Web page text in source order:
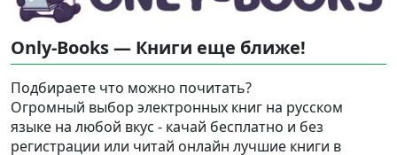
Only-Books — Книги еще ближе!
Подбираете что можно почитать?
Огромный выбор электронных книг на русском
языке на любой вкус - качай бесплатно и без
регистрации или читай онлайн лучшие книги в